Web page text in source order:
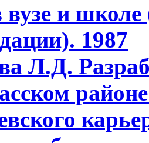
вузе и
1987
Л.Д.